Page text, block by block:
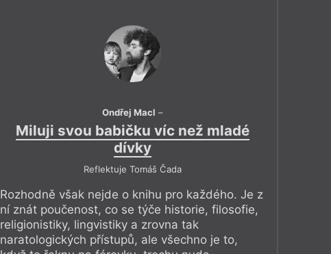
Ondřej Macl –
Miluji svou babičku víc než mladé
dívky
Reflektuje Tomáš Čada
Rozhodně však nejde o knihu pro každého. Je z
ní znát poučenost, co se týče historie, filosofie,
religionistiky, lingvistiky a zrovna tak
naratologických přístupů, ale všechno je to,